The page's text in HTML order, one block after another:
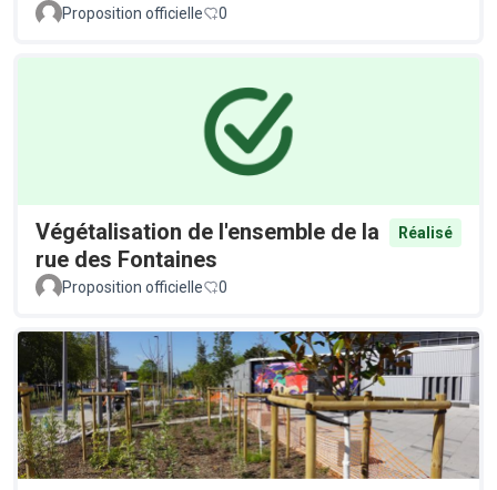
Proposition officielle 0
Végétalisation de l'ensemble de la
rue des Fontaines
Réalisé
Proposition officielle 0